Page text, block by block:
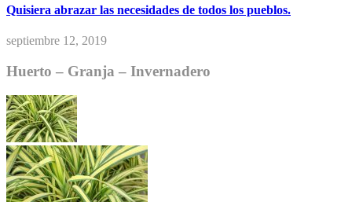
Quisiera abrazar las necesidades de todos los pueblos.
septiembre 12, 2019
Huerto – Granja – Invernadero